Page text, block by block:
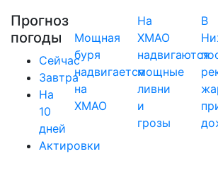
Прогноз
погоды
Сейчас
Завтра
На
10
дней
Актировки
Мощная
буря
надвигается
на
ХМАО
На
ХМАО
надвигаются
мощные
ливни
и
грозы
В